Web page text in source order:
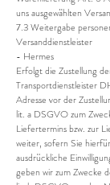
uns ausgewählten
7.3 Weitergabe
Versanddienstleister
- Hermes
Erfolgt die Zustellung
Transportdienstleister
Adresse vor der
lit. a DSGVO zum
Liefertermins bzw. zur
weiter, sofern Sie
ausdrückliche
geben wir zum Zwecke